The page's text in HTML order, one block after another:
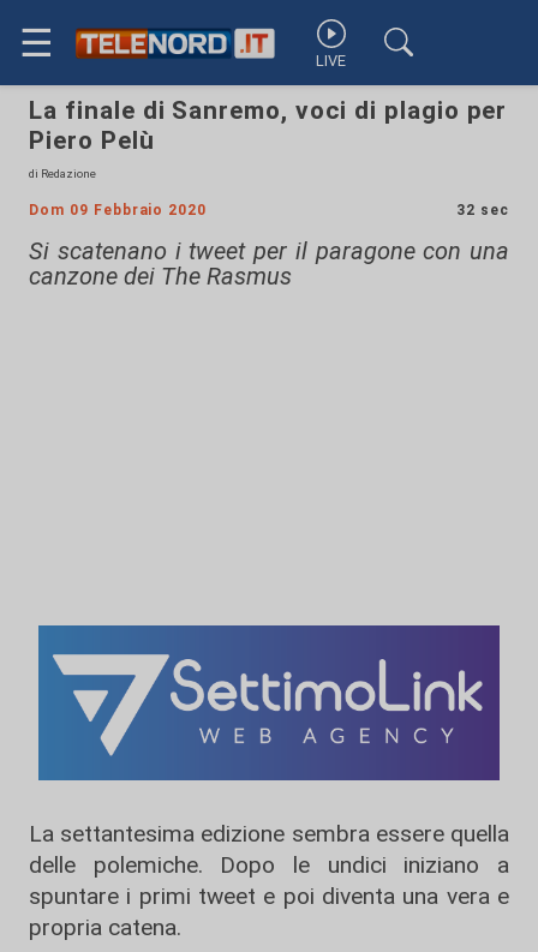
☰ LIVE
La finale di Sanremo, voci di plagio per
Piero Pelù
di Redazione
Dom 09 Febbraio 2020 32 sec
Si scatenano i tweet per il paragone con una
canzone dei The Rasmus
La settantesima edizione sembra essere quella
delle polemiche. Dopo le undici iniziano a
spuntare i primi tweet e poi diventa una vera e
propria catena.